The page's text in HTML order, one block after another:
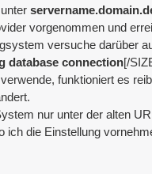
vorgenommen und
versuche darüber
database connection[/
funktioniert es
nur unter der alten
ich die Einstellung